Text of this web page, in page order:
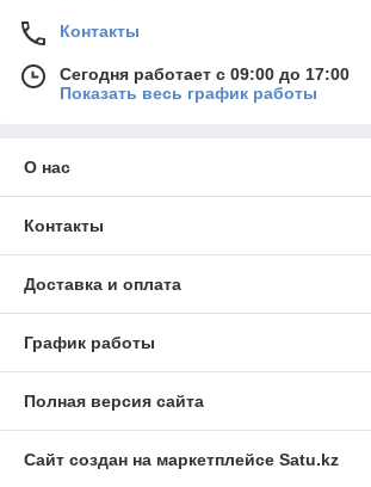
Контакты
Сегодня работает с 09:00 до 17:00
Показать весь график работы
О нас
Контакты
Доставка и оплата
График работы
Полная версия сайта
Сайт создан на маркетплейсе Satu.kz